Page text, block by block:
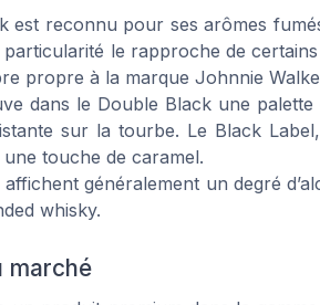
est reconnu pour ses arômes
le rapproche de
propre à la marque Johnnie
dans le Double Black une
sur la tourbe. Le Black
touche de caramel.
généralement un degré
whisky.
marché